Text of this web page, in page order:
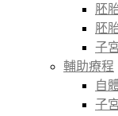
胚
胚
子
輔助療程
自
子